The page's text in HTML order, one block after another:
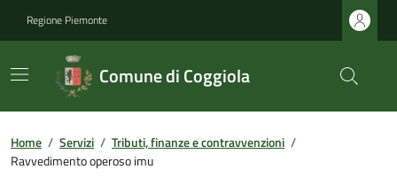
Regione Piemonte
Comune di Coggiola
Home / Servizi / Tributi, finanze e contravvenzioni /
Ravvedimento operoso imu